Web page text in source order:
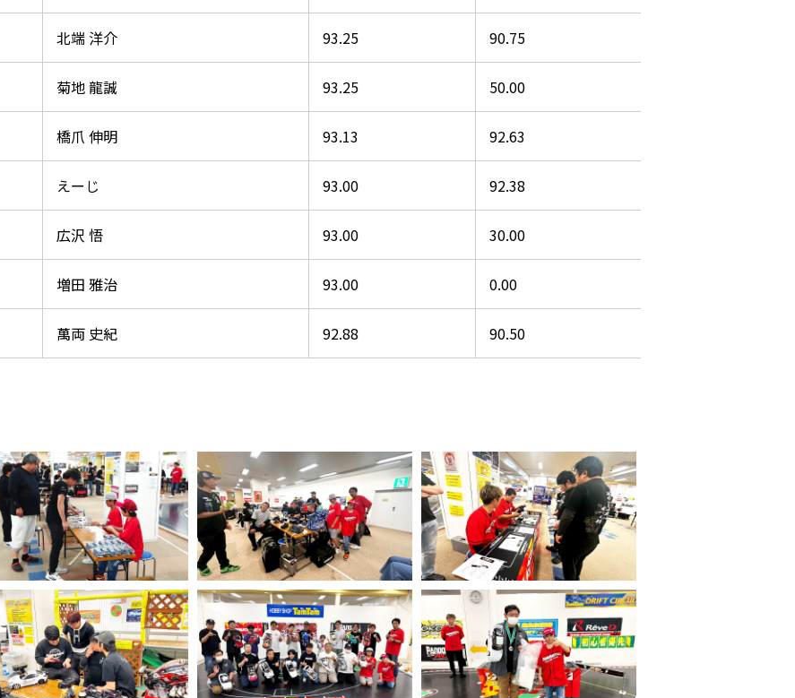
北端 洋介 93.25 90.75
菊地 龍誠 93.25 50.00
橋爪 伸明 93.13 92.63
えーじ 93.00 92.38
広沢 悟 93.00 30.00
増田 雅治 93.00 0.00
萬両 史紀 92.88 90.50